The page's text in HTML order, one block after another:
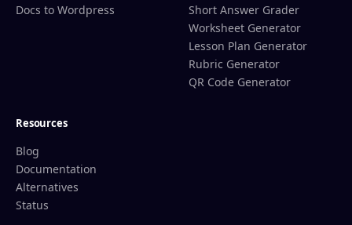
Docs to Wordpress
Short Answer Grader
Worksheet Generator
Lesson Plan Generator
Rubric Generator
QR Code Generator
Resources
Blog
Documentation
Alternatives
Status